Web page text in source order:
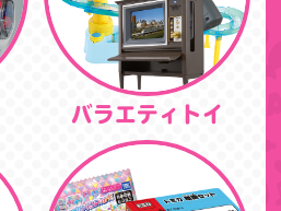
バラエティトイ